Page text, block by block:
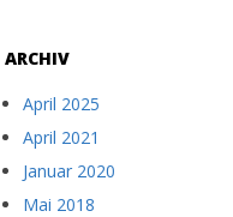
ARCHIV
April 2025
April 2021
Januar 2020
Mai 2018